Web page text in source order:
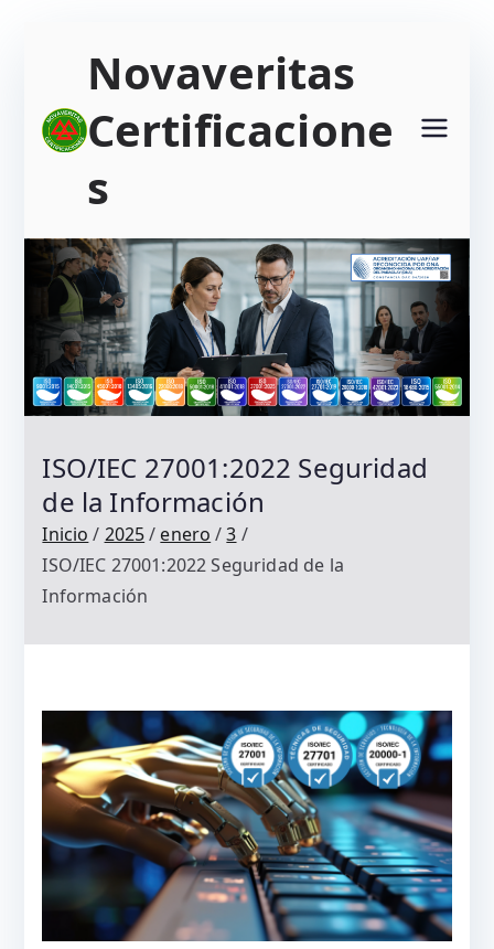
Novaveritas
Certificacione
s
ISO/IEC 27001:2022 Seguridad
de la Información
Inicio 2025 enero
3
ISO/IEC 27001:2022 Seguridad de la
Información